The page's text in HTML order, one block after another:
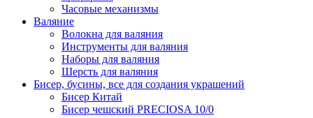
Часовые механизмы
Валяние
Волокна для валяния
Инструменты для валяния
Наборы для валяния
Шерсть для валяния
Бисер, бусины, все для создания украшений
Бисер Китай
Бисер чешский PRECIOSA 10/0